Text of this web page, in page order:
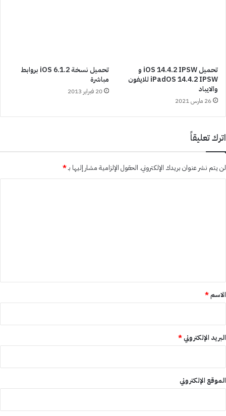
تحميل iOS 14.4.2 IPSW و
iPadOS 14.4.2 IPSW للايفون
والايباد
26 مارس 2021
تحميل نسخة iOS 6.1.2 بروابط
مباشرة
20 فبراير 2013
اترك تعليقاً
لن يتم نشر عنوان بريدك الإلكتروني. الحقول الإلزامية مشار إليها بـ*
*
الاسم*
البريد الإلكتروني*
الموقع الإلكتروني